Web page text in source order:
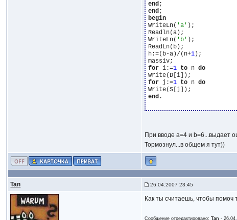
end
end
begin
WriteLn( 'a' );
Readln(a);
WriteLn( 'b' );
ReadLn(b);
h:=(b-a)/(n+1 );
for i:=1 to n do
for j:=1 to n do
end .
При вводе a=4 и b=6...выдает
Тормознул...в общем я тут))
Tan 26.04.2007 23:45
Как ты считаешь, чтобы помоч
Сообщение отредактировано:Tan -